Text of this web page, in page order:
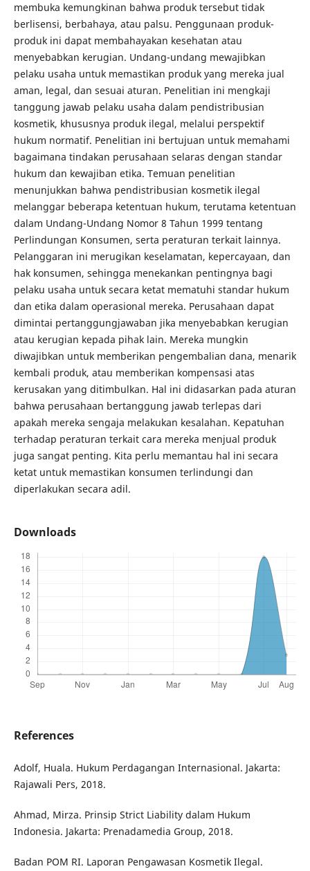
membuka kemungkinan bahwa produk tersebut tidak
berlisensi, berbahaya, atau palsu. Penggunaan produk-
produk ini dapat membahayakan kesehatan atau
menyebabkan kerugian. Undang-undang mewajibkan
pelaku usaha untuk memastikan produk yang mereka jual
aman, legal, dan sesuai aturan. Penelitian ini mengkaji
tanggung jawab pelaku usaha dalam pendistribusian
kosmetik, khususnya produk ilegal, melalui perspektif
hukum normatif. Penelitian ini bertujuan untuk memahami
bagaimana tindakan perusahaan selaras dengan standar
hukum dan kewajiban etika. Temuan penelitian
menunjukkan bahwa pendistribusian kosmetik ilegal
melanggar beberapa ketentuan hukum, terutama ketentuan
dalam Undang-Undang Nomor 8 Tahun 1999 tentang
Perlindungan Konsumen, serta peraturan terkait lainnya.
Pelanggaran ini merugikan keselamatan, kepercayaan, dan
hak konsumen, sehingga menekankan pentingnya bagi
pelaku usaha untuk secara ketat mematuhi standar hukum
dan etika dalam operasional mereka. Perusahaan dapat
dimintai pertanggungjawaban jika menyebabkan kerugian
atau kerugian kepada pihak lain. Mereka mungkin
diwajibkan untuk memberikan pengembalian dana, menarik
kembali produk, atau memberikan kompensasi atas
kerusakan yang ditimbulkan. Hal ini didasarkan pada aturan
bahwa perusahaan bertanggung jawab terlepas dari
apakah mereka sengaja melakukan kesalahan. Kepatuhan
terhadap peraturan terkait cara mereka menjual produk
juga sangat penting. Kita perlu memantau hal ini secara
ketat untuk memastikan konsumen terlindungi dan
diperlakukan secara adil.
Downloads
References
Adolf, Huala. Hukum Perdagangan Internasional. Jakarta:
Rajawali Pers, 2018.
Ahmad, Mirza. Prinsip Strict Liability dalam Hukum
Indonesia. Jakarta: Prenadamedia Group, 2018.
Badan POM RI. Laporan Pengawasan Kosmetik Ilegal.